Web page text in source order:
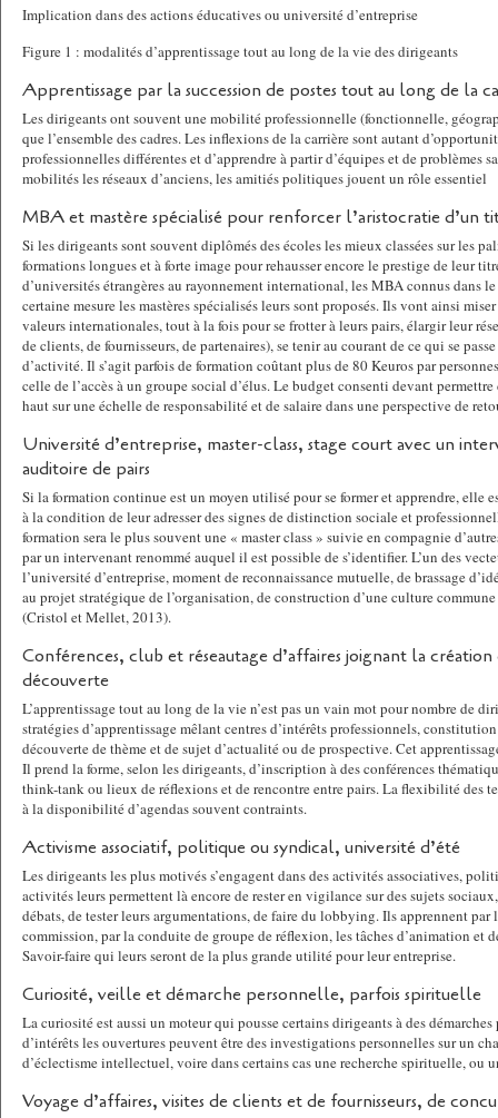
Implication dans des actions éducatives ou université d’entreprise
Figure 1 : modalités d’apprentissage tout au long de la vie des dirigeants
Apprentissage par la succession de postes tout au long de la
Les dirigeants ont souvent une mobilité professionnelle (fonctionnelle,
que l’ensemble des cadres. Les inflexions de la carrière sont autant
professionnelles différentes et d’apprendre à partir d’équipes et de problèmes
mobilités les réseaux d’anciens, les amitiés politiques jouent un rôle essentiel
MBA et mastère spécialisé pour renforcer l’aristocratie d’un
Si les dirigeants sont souvent diplômés des écoles les mieux classées sur les
formations longues et à forte image pour rehausser encore le prestige de leur
d’universités étrangères au rayonnement international, les MBA connus dans
certaine mesure les mastères spécialisés leurs sont proposés. Ils vont ainsi
valeurs internationales, tout à la fois pour se frotter à leurs pairs, élargir leur
de clients, de fournisseurs, de partenaires), se tenir au courant de ce qui se
d’activité. Il s’agit parfois de formation coûtant plus de 80 Keuros par
celle de l’accès à un groupe social d’élus. Le budget consenti devant
haut sur une échelle de responsabilité et de salaire dans une perspective de
Université d’entreprise, master-class, stage court avec un
auditoire de pairs
Si la formation continue est un moyen utilisé pour se former et apprendre, elle
à la condition de leur adresser des signes de distinction sociale et
formation sera le plus souvent une « master class » suivie en compagnie
par un intervenant renommé auquel il est possible de s’identifier. L’un des
l’université d’entreprise, moment de reconnaissance mutuelle, de brassage
au projet stratégique de l’organisation, de construction d’une culture
(Cristol et Mellet, 2013).
Conférences, club et réseautage d’affaires joignant la création
découverte
L’apprentissage tout au long de la vie n’est pas un vain mot pour nombre de
stratégies d’apprentissage mêlant centres d’intérêts professionnels,
découverte de thème et de sujet d’actualité ou de prospective. Cet
Il prend la forme, selon les dirigeants, d’inscription à des conférences
think-tank ou lieux de réflexions et de rencontre entre pairs. La flexibilité des
à la disponibilité d’agendas souvent contraints.
Activisme associatif, politique ou syndical, université d’été
Les dirigeants les plus motivés s’engagent dans des activités associatives,
activités leurs permettent là encore de rester en vigilance sur des sujets
débats, de tester leurs argumentations, de faire du lobbying. Ils apprennent par
commission, par la conduite de groupe de réflexion, les tâches d’animation et
Savoir-faire qui leurs seront de la plus grande utilité pour leur entreprise.
Curiosité, veille et démarche personnelle, parfois spirituelle
La curiosité est aussi un moteur qui pousse certains dirigeants à des
d’intérêts les ouvertures peuvent être des investigations personnelles sur un
d’éclectisme intellectuel, voire dans certains cas une recherche spirituelle, ou
Voyage d’affaires, visites de clients et de fournisseurs, de